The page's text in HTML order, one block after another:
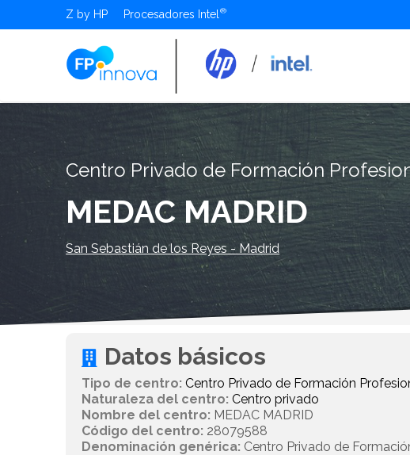
Z by HP Procesadores Intel
Centro Privado de Formación
MEDAC MADRID
San Sebastián de los Reyes - Madrid
Datos básicos
Tipo de centro: Centro Privado de Formación
Naturaleza del centro: Centro privado
Nombre del centro: MEDAC MADRID
Código del centro: 28079588
Denominación genérica: Centro Privado de